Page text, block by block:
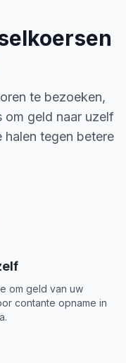
te bezoeken,
om geld naar uzelf
tegen betere
om geld van uw
contante opname in